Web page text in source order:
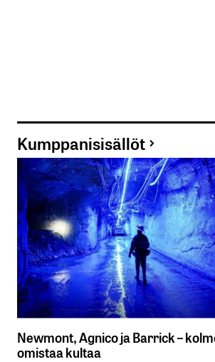
Kumppanisisällöt
Newmont, Agnico ja Barrick –
omistaa kultaa